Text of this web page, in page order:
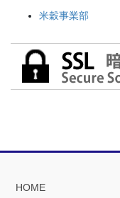
米穀事業部
HOME